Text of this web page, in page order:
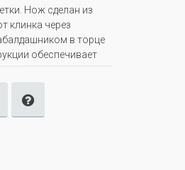
Нож сделан из
клинка через
в торце
обеспечивает